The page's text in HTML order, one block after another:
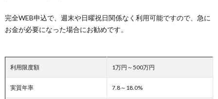
完全WEB申込で、週末や日曜祝日関係なく利用可能ですので、急に
お金が必要になった場合にお勧めです。
利用限度額 1万円～500万円
実質年率 7.8～18.0%